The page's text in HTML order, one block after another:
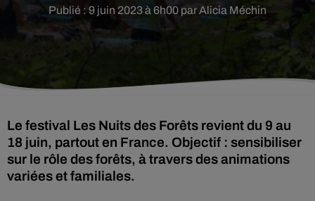
Publié : 9 juin 2023 à 6h00 par Alicia Méchin
Le festival Les Nuits des Forêts revient du 9 au
18 juin, partout en France. Objectif : sensibiliser
sur le rôle des forêts, à travers des animations
variées et familiales.